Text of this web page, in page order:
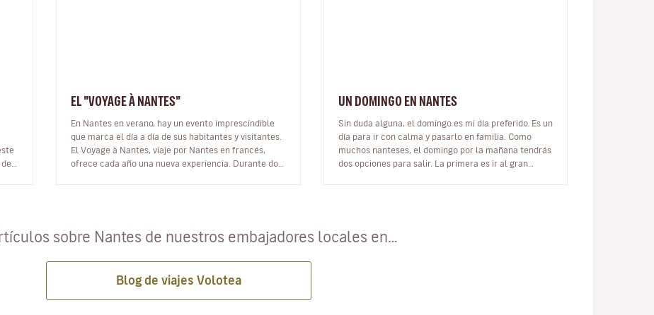
EL "VOYAGE À NANTES"
En Nantes en verano, hay un evento imprescindible
que marca el día a día de sus habitantes y visitantes.
El Voyage à Nantes, viaje por Nantes en francés,
ofrece cada año una nueva experiencia. Durante dos
UN DOMINGO EN NANTES
Sin duda alguna, el domingo es mi día preferido. Es un
día para ir con calma y pasarlo en familia. Como
muchos nanteses, el domingo por la mañana tendrás
dos opciones para salir. La primera es ir al gran
sobre Nantes de nuestros embajadores locales en…
Blog de viajes Volotea